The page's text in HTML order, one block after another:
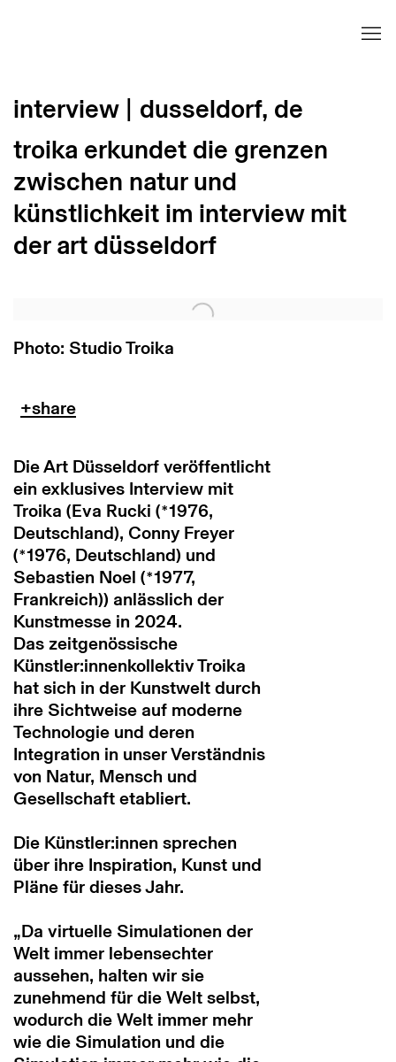
interview | dusseldorf, de
troika erkundet die grenzen
zwischen natur und
künstlichkeit im interview mit
der art düsseldorf
Open a larger version of the following image in
Photo: Studio Troika
Die Art Düsseldorf veröffentlicht
ein exklusives Interview mit
Troika (Eva Rucki (*1976,
Deutschland), Conny Freyer
(*1976, Deutschland) und
Sebastien Noel (*1977,
Frankreich)) anlässlich der
Kunstmesse in 2024.
Das zeitgenössische
Künstler:innenkollektiv Troika
hat sich in der Kunstwelt durch
ihre Sichtweise auf moderne
Technologie und deren
Integration in unser Verständnis
von Natur, Mensch und
Gesellschaft etabliert.
Die Künstler:innen sprechen
über ihre Inspiration, Kunst und
Pläne für dieses Jahr.
„Da virtuelle Simulationen der
Welt immer lebensechter
aussehen, halten wir sie
zunehmend für die Welt selbst,
wodurch die Welt immer mehr
wie die Simulation und die